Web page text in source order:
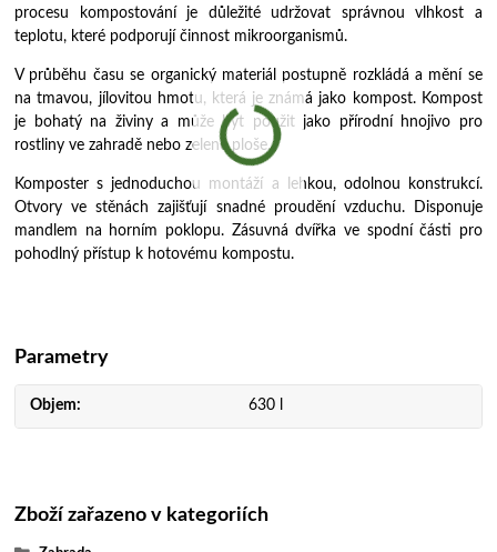
procesu kompostování je důležité udržovat správnou vlhkost a
teplotu, které podporují činnost mikroorganismů.
V průběhu času se organický materiál postupně rozkládá a mění se
na tmavou, jílovitou hmotu, která je známá jako kompost. Kompost
je bohatý na živiny a může být použit jako přírodní hnojivo pro
rostliny ve zahradě nebo zelené ploše.
Komposter s jednoduchou montáží a lehkou, odolnou konstrukcí.
Otvory ve stěnách zajišťují snadné proudění vzduchu. Disponuje
mandlem na horním poklopu. Zásuvná dvířka ve spodní části pro
pohodlný přístup k hotovému kompostu.
Parametry
Objem 630 l
Zboží zařazeno v kategoriích